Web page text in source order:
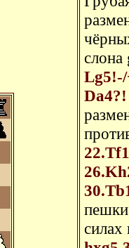
Da4?!
22.Tf1
пешки
силах